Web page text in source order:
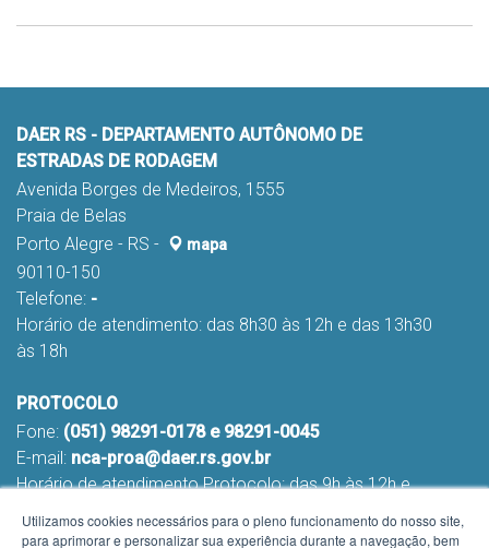
DAER RS - DEPARTAMENTO AUTÔNOMO DE
ESTRADAS DE RODAGEM
Avenida Borges de Medeiros, 1555
Praia de Belas
Porto Alegre - RS -
mapa
90110-150
Telefone: -
Horário de atendimento: das 8h30 às 12h e das 13h30
às 18h
PROTOCOLO
Fone: (051) 98291-0178 e 98291-0045
E-mail: nca-proa@daer.rs.gov.br
Horário de atendimento Protocolo: das 9h às 12h e
Utilizamos cookies necessários para o pleno funcionamento do nosso site,
para aprimorar e personalizar sua experiência durante a navegação, bem